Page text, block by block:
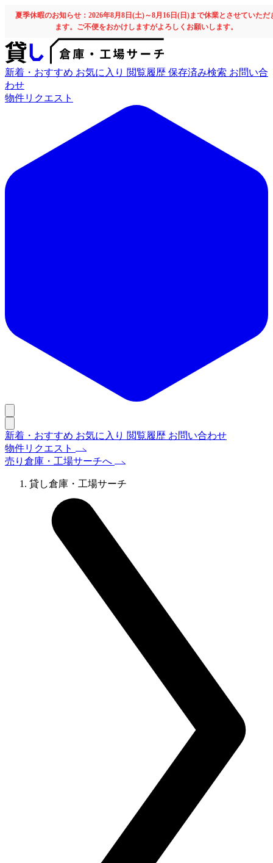
夏季休暇のお知らせ：2026年8月8日(土)～8月16日(日)まで休業とさせていただ
ます。ご不便をおかけしますがよろしくお願いします。
新着・おすすめ お気に入り 閲覧履歴 保存済み検索 お問い合
わせ
物件リクエスト
新着・おすすめ お気に入り 閲覧履歴 お問い合わせ
物件リクエスト
売り倉庫・工場サーチへ
貸し倉庫・工場サーチ